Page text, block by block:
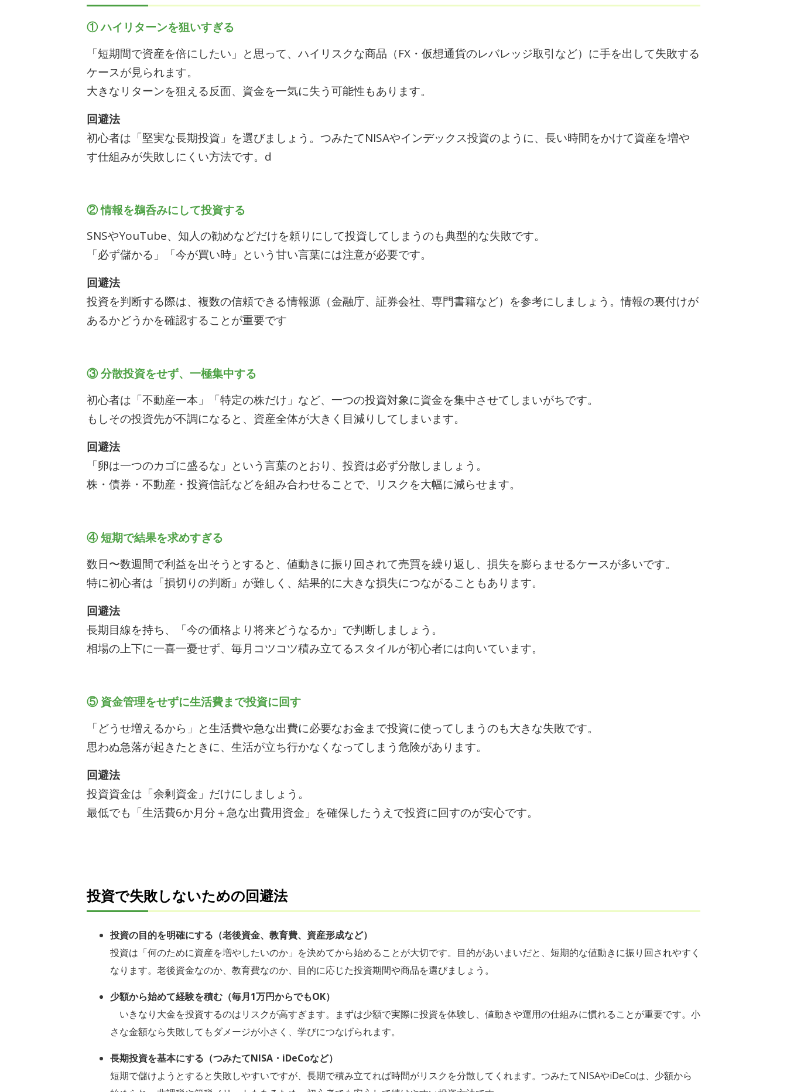
① ハイリターンを狙いすぎる
「短期間で資産を倍にしたい」と思って、ハイリスクな商品（FX・仮想通貨のレバレッジ取引など）に手を出して失敗する
ケースが見られます。
大きなリターンを狙える反面、資金を一気に失う可能性もあります。
回避法
初心者は「堅実な長期投資」を選びましょう。つみたてNISAやインデックス投資のように、長い時間をかけて資産を増や
す仕組みが失敗しにくい方法です。 d
② 情報を鵜呑みにして投資する
SNSやYouTube、知人の勧めなどだけを頼りにして投資してしまうのも典型的な失敗です。
「必ず儲かる」「今が買い時」という甘い言葉には注意が必要です。
回避法
投資を判断する際は、複数の信頼できる情報源（金融庁、証券会社、専門書籍など）を参考にしましょう。情報の裏付けが
あるかどうかを確認することが重要です
③ 分散投資をせず、一極集中する
初心者は「不動産一本」「特定の株だけ」など、一つの投資対象に資金を集中させてしまいがちです。
もしその投資先が不調になると、資産全体が大きく目減りしてしまいます。
回避法
「卵は一つのカゴに盛るな」という言葉のとおり、投資は必ず分散しましょう。
株・債券・不動産・投資信託などを組み合わせることで、リスクを大幅に減らせます。
④ 短期で結果を求めすぎる
数日〜数週間で利益を出そうとすると、値動きに振り回されて売買を繰り返し、損失を膨らませるケースが多いです。
特に初心者は「損切りの判断」が難しく、結果的に大きな損失につながることもあります。
回避法
長期目線を持ち、「今の価格より将来どうなるか」で判断しましょう。
相場の上下に一喜一憂せず、毎月コツコツ積み立てるスタイルが初心者には向いています。
⑤ 資金管理をせずに生活費まで投資に回す
「どうせ増えるから」と生活費や急な出費に必要なお金まで投資に使ってしまうのも大きな失敗です。
思わぬ急落が起きたときに、生活が立ち行かなくなってしまう危険があります。
回避法
投資資金は「余剰資金」だけにしましょう。
最低でも「生活費6か月分＋急な出費用資金」を確保したうえで投資に回すのが安心です。
投資で失敗しないための回避法
投資の目的を明確にする（老後資金、教育費、資産形成など）
投資は「何のために資産を増やしたいのか」を決めてから始めることが大切です。目的があいまいだと、短期的な値動きに振り回されやすく
なります。老後資金なのか、教育費なのか、目的に応じた投資期間や商品を選びましょう。
少額から始めて経験を積む（毎月1万円からでもOK）
いきなり大金を投資するのはリスクが高すぎます。まずは少額で実際に投資を体験し、値動きや運用の仕組みに慣れることが重要です。小
さな金額なら失敗してもダメージが小さく、学びにつなげられます。
長期投資を基本にする（つみたてNISA・iDeCoなど）
短期で儲けようとすると失敗しやすいですが、長期で積み立てれば時間がリスクを分散してくれます。つみたてNISAやiDeCoは、少額から